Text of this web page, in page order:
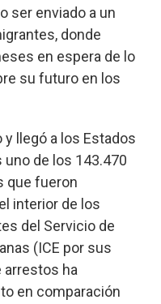
ser enviado a un
donde
en espera de lo
su futuro en los
llegó a los Estados
uno de los 143.470
que fueron
interior de los
del Servicio de
(ICE por sus
arrestos ha
en comparación